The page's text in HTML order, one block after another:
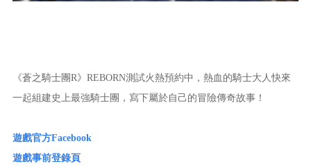
《蒼之騎士團R》REBORN測試火熱預約中，熱血的騎士大人快來
一起組建史上最強騎士團，寫下屬於自己的冒險傳奇故事！
遊戲官方Facebook
遊戲事前登錄頁